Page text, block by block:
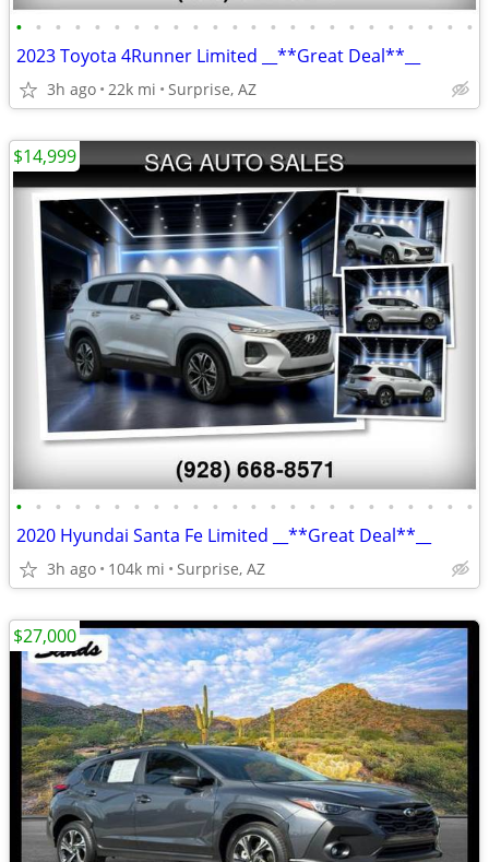
• • • • • • • • • • • • • • • • • • • • • • • •
2023 Toyota 4Runner Limited __**Great Deal**__
3h ago 22k mi Surprise, AZ
• • • • • • • • • • • • • • • • • • • • • • • •
2020 Hyundai Santa Fe Limited __**Great Deal**__
3h ago 104k mi Surprise, AZ
$14,999
$27,000